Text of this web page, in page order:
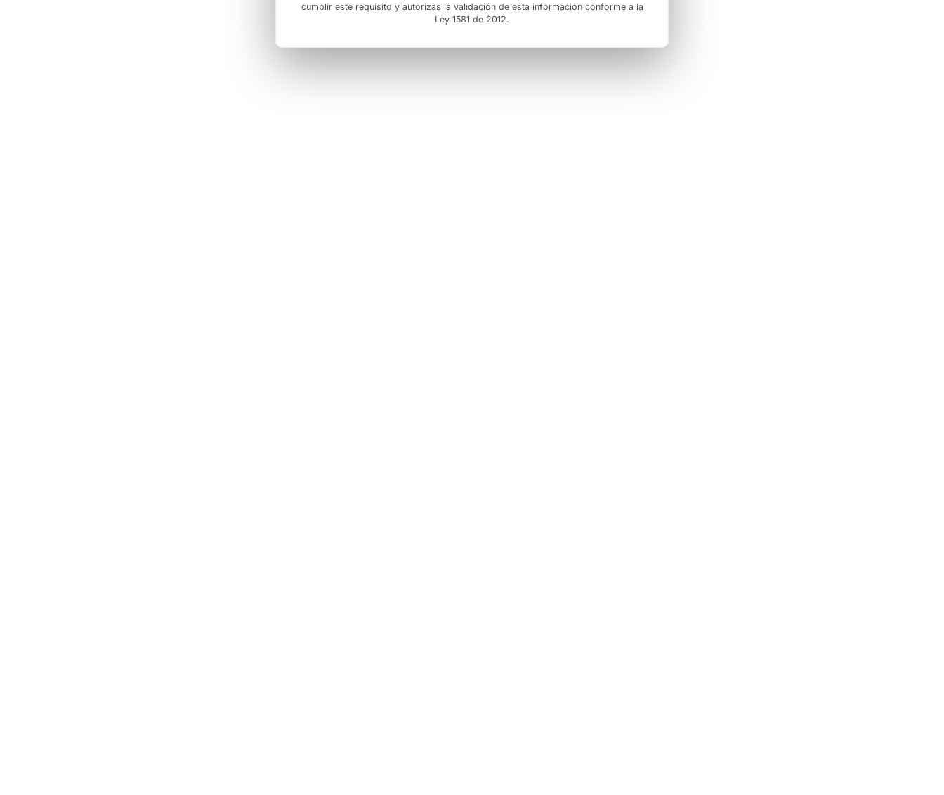
cumplir este requisito y autorizas la validación de esta información conforme a la
Ley 1581 de 2012.